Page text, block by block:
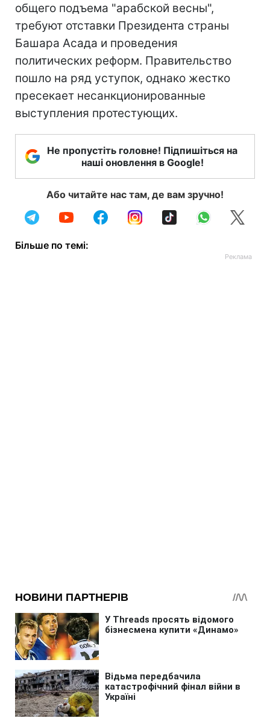
общего подъема "арабской весны",
требуют отставки Президента страны
Башара Асада и проведения
политических реформ. Правительство
пошло на ряд уступок, однако жестко
пресекает несанкционированные
выступления протестующих.
Не пропустіть головне! Підпишіться на
наші оновлення в Google!
Або читайте нас там, де вам зручно!
Більше по темі: